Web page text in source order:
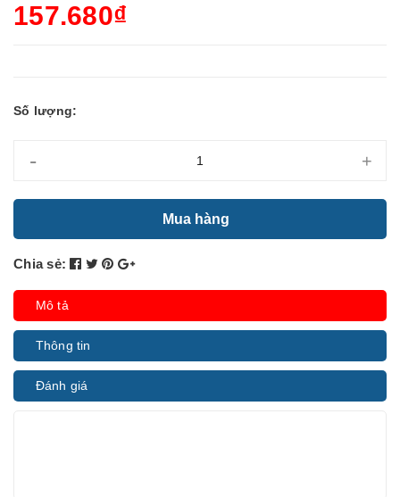
157.680₫
Số lượng:
- +
Mua hàng
Chia sẻ:
Mô tả
Thông tin
Đánh giá